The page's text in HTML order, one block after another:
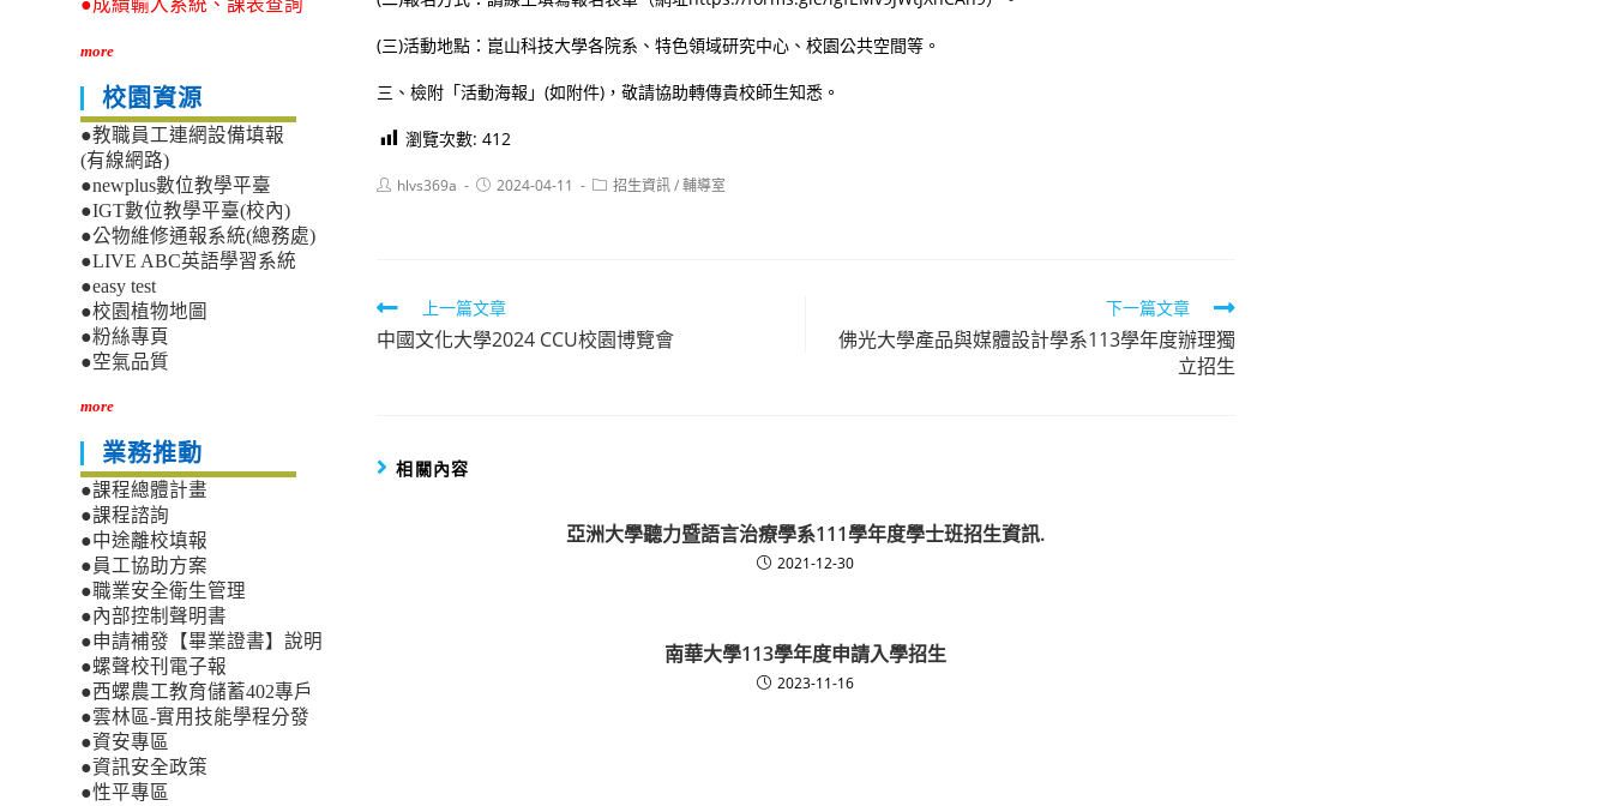
(三)活動地點：崑山科技大學各院系、特色領域研究中心、校園公共空間等。
三、檢附「活動海報」(如附件)，敬請協助轉傳貴校師生知悉。
瀏覽次數: 412
Posthlvs369a
Post2024-04-11
Post招生資訊/輔導室
Read
more
上一篇文章
中國文化大學2024 CCU校園博覽會
下一篇文章
佛光大學產品與媒體設計學系113學年度辦理獨
立招生
相關內容
亞洲大學聽力暨語言治療學系111學年度學士班招生資訊.
2021-12-30
南華大學113學年度申請入學招生
2023-11-16
●成績輸入系統、課表查詢
more
校園資源
●教職員工連網設備填報
(有線網路)
●newplus數位教學平臺
●IGT數位教學平臺(校內)
●公物維修通報系統(總務處)
●LIVE ABC英語學習系統
●easy test
●校園植物地圖
●粉絲專頁
●空氣品質
more
業務推動
●課程總體計畫
●課程諮詢
●中途離校填報
●員工協助方案
●職業安全衛生管理
●內部控制聲明書
●申請補發【畢業證書】說明
●螺聲校刊電子報
●西螺農工教育儲蓄402專戶
●雲林區-實用技能學程分發
●資安專區
●資訊安全政策
●性平專區